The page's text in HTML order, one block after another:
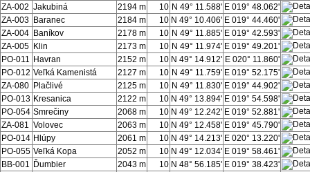
ZA-002 Jakubiná 2194 m 10 N 49° 11.588' E 019° 48.062'
ZA-003 Baranec 2184 m 10 N 49° 10.406' E 019° 44.460'
ZA-004 Baníkov 2178 m 10 N 49° 11.885' E 019° 42.593'
ZA-005 Klin 2173 m 10 N 49° 11.974' E 019° 49.201'
PO-011 Havran 2152 m 10 N 49° 14.912' E 020° 11.860'
PO-012 Veľká Kamenistá 2127 m 10 N 49° 11.759' E 019° 52.175'
ZA-080 Plačlivé 2125 m 10 N 49° 11.830' E 019° 44.902'
PO-013 Kresanica 2122 m 10 N 49° 13.894' E 019° 54.598'
PO-054 Smrečiny 2068 m 10 N 49° 12.242' E 019° 52.881'
ZA-081 Volovec 2063 m 10 N 49° 12.458' E 019° 45.790'
PO-014 Hlúpy 2061 m 10 N 49° 14.213' E 020° 13.220'
PO-055 Veľká Kopa 2052 m 10 N 49° 12.034' E 019° 58.461'
BB-001 Ďumbier 2043 m 10 N 48° 56.185' E 019° 38.423'